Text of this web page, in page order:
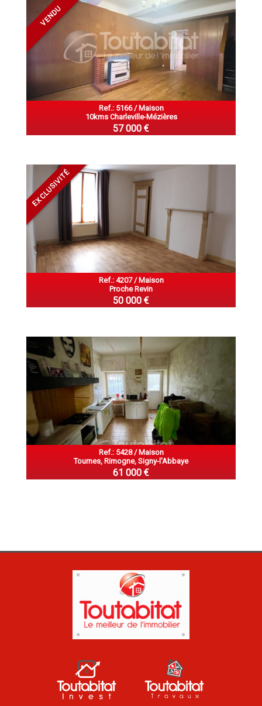
VENDU
Ref.: 5166 / Maison
10kms Charleville-Mézières
57 000 €
EXCLUSIVITÉ
Ref.: 4207 / Maison
Proche Revin
50 000 €
Ref.: 5428 / Maison
Tournes, Rimogne, Signy-l'Abbaye
61 000 €